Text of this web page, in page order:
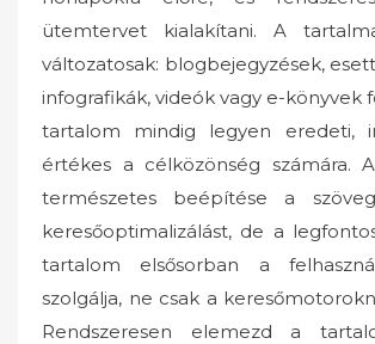
ütemtervet kialakítani. A
változatosak: blogbejegyzések,
infografikák, videók vagy e-könyvek
tartalom mindig legyen eredeti,
értékes a célközönség számára.
természetes beépítése a
keresőoptimalizálást, de a
tartalom elsősorban a
szolgálja, ne csak a
Rendszeresen elemezd a